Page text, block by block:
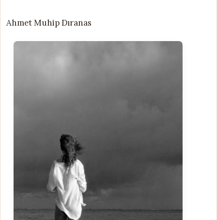
Ahmet Muhip Dıranas